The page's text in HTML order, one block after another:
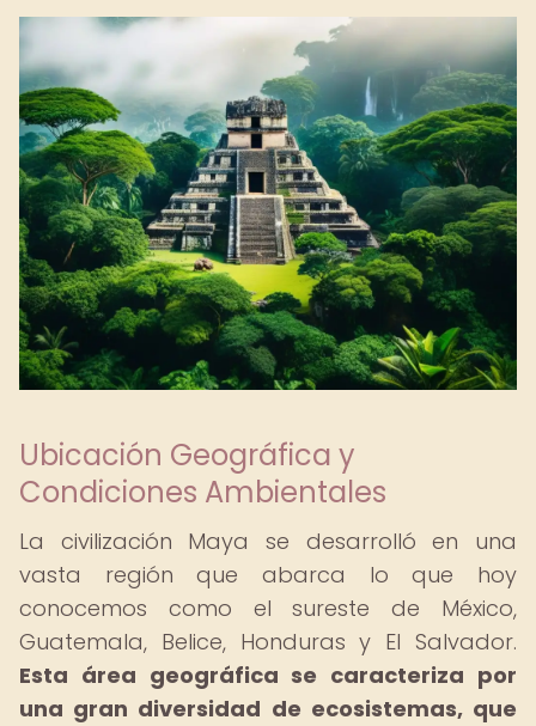
Ubicación Geográfica y
Condiciones Ambientales
La civilización Maya se desarrolló en una
vasta región que abarca lo que hoy
conocemos como el sureste de México,
Guatemala, Belice, Honduras y El Salvador.
Esta área geográfica se caracteriza por
una gran diversidad de ecosistemas, que